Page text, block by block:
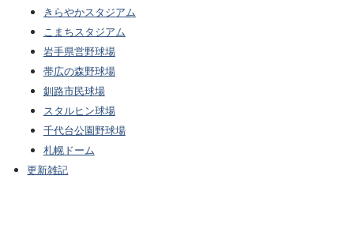
きらやかスタジアム
こまちスタジアム
岩手県営野球場
帯広の森野球場
釧路市民球場
スタルヒン球場
千代台公園野球場
札幌ドーム
更新雑記